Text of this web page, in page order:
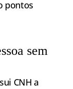
pontos
sem
CNH a